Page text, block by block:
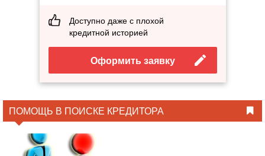
Доступно даже с плохой
кредитной историей
Оформить заявку
ПОМОЩЬ В ПОИСКЕ КРЕДИТОРА